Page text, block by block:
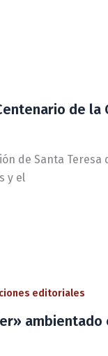
de la
de Santa Teresa
y el
editoriales
ambientado